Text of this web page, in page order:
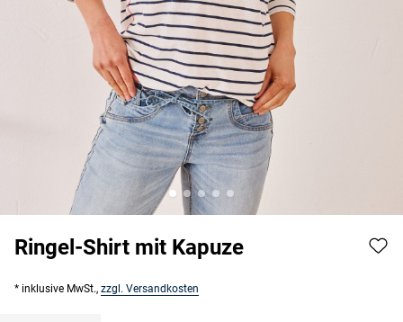
Ringel-Shirt mit Kapuze
* inklusive MwSt., zzgl. Versandkosten